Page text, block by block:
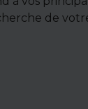
de